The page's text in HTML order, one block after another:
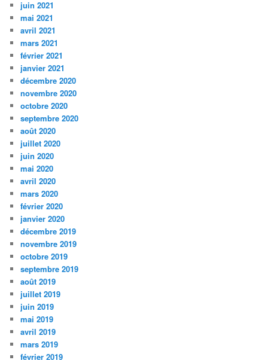
juin 2021
mai 2021
avril 2021
mars 2021
février 2021
janvier 2021
décembre 2020
novembre 2020
octobre 2020
septembre 2020
août 2020
juillet 2020
juin 2020
mai 2020
avril 2020
mars 2020
février 2020
janvier 2020
décembre 2019
novembre 2019
octobre 2019
septembre 2019
août 2019
juillet 2019
juin 2019
mai 2019
avril 2019
mars 2019
février 2019